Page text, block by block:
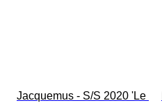
Jacquemus - S/S 2020 'Le